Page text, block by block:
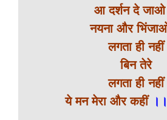
आ दर्शन दे जाओ
नयना और
लगता ही नहीं
बिन तेरे
लगता ही नहीं
ये मन मेरा और कहीं